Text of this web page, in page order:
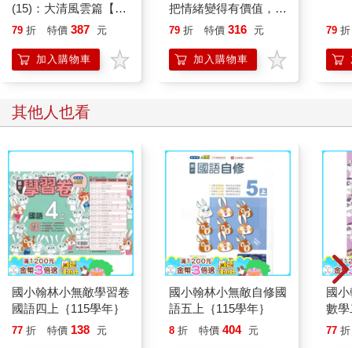
(15)：大清風雲篇【萌
貓漫畫學歷史】
79 折 特價 387 元
加入購物車
把情緒變得有價值，跟
誰都能自在相處
79 折 特價 316 元
加入購物車
79 折
其他人也看
國小翰林小無敵學習卷
國語四上｛115學年｝
77 折 特價 138 元
國小翰林小無敵自修國
語五上｛115學年｝
8 折 特價 404 元
國
數學
77 折